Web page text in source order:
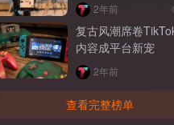
2年前
复古风潮席卷
内容成平台新宠
2年前
查看完整榜单